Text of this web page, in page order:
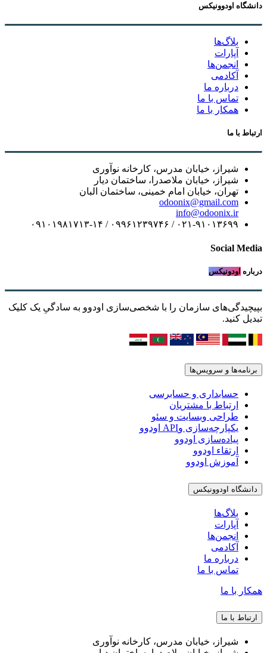
دانشگاه اودوونیکس
بلاگ‌ها
آپارات
انجمن‌ها
آکادمی
درباره ما
تماس با ما
همکار با ما
ارتباط با ما
شیراز، خیابان مدرس، کارخانه نوآوری
شیراز، خیابان ملاصدرا، ساختمان دیار
تهران، خیابان امام خمینی، ساختمان البان
odoonix@gmail.com
info@odoonix.ir
۰۲۱-۹۱۰۱۳۶۹۹ / ۰۹۹۶۱۲۳۹۷۴۶ / ۰۹۱۰۱۹۸۱۷۱۳-۱۴
Social Media
درباره اودونیکس
بپیچیدگی‌های سازمان را با شخصی‌سازی اودوو به سادگیِ یک کلیک
تبدیل کنید.
برنامه‌ها و سرویس‌ها
حسابداری و حسابرسی
ارتباط با مشتریان
طراحی وبسایت و سئو
یکپارچه‌سازی وAPI اودوو
پیاده‌سازی اودوو
ارتقاء اودوو
آموزش اودوو
دانشگاه اودوونیکس
بلاگ‌ها
آپارات
انجمن‌ها
آکادمی
درباره ما
تماس با ما
همکار با ما
ارتباط با ما
شیراز، خیابان مدرس، کارخانه نوآوری